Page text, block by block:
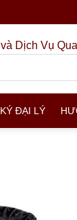
Dịch Vụ
ĐẠI LÝ